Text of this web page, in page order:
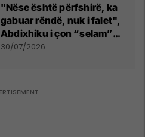
"Nëse është përfshirë, ka
gabuar rëndë, nuk i falet",
Abdixhiku i çon “selam”
Përparim Ramës
30/07/2026